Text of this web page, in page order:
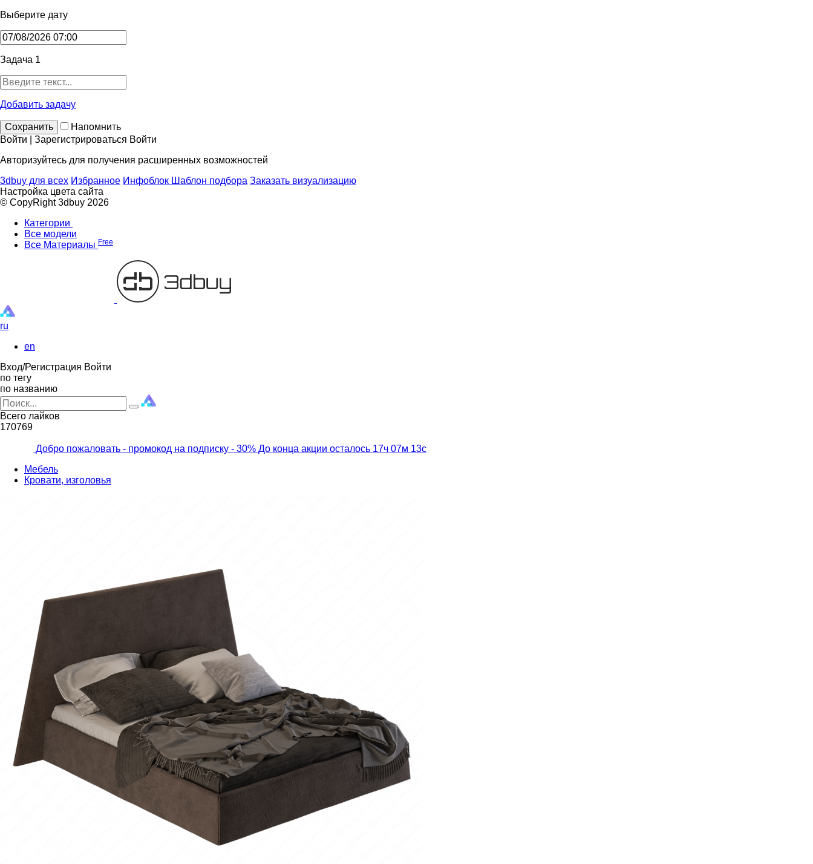
Выберите дату
Задача 1
Добавить задачу
Сохранить
Напомнить
Войти | Зарегистрироваться Войти
Авторизуйтесь для получения расширенных возможностей
3dbuy для всех Избранное Инфоблок Шаблон подбора Заказать визуализацию
Настройка цвета сайта
© CopyRight 3dbuy 2026
Категории
Все модели
Все Материалы Free
ru
en
Вход/Регистрация Войти
по тегу
по названию
Всего лайков
170769
Добро пожаловать - промокод на подписку - 30% До конца акции осталось 17ч 07м 12с
Мебель
Кровати, изголовья